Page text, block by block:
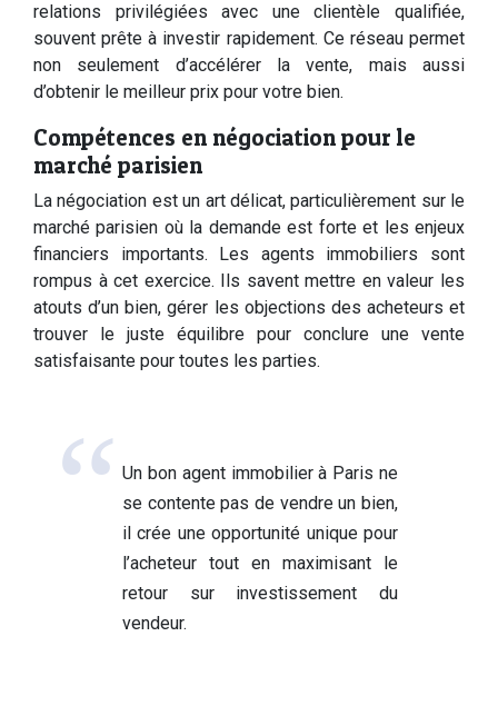
relations privilégiées avec une clientèle qualifiée,
souvent prête à investir rapidement. Ce réseau permet
non seulement d’accélérer la vente, mais aussi
d’obtenir le meilleur prix pour votre bien.
Compétences en négociation pour le
marché parisien
La négociation est un art délicat, particulièrement sur le
marché parisien où la demande est forte et les enjeux
financiers importants. Les agents immobiliers sont
rompus à cet exercice. Ils savent mettre en valeur les
atouts d’un bien, gérer les objections des acheteurs et
trouver le juste équilibre pour conclure une vente
satisfaisante pour toutes les parties.
Un bon agent immobilier à Paris ne
se contente pas de vendre un bien,
il crée une opportunité unique pour
l’acheteur tout en maximisant le
retour sur investissement du
vendeur.